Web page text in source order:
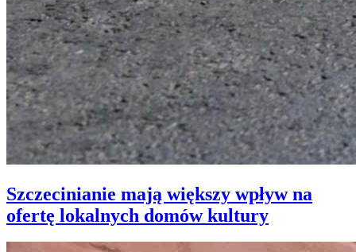
Szczecinianie mają większy wpływ na
ofertę lokalnych domów kultury